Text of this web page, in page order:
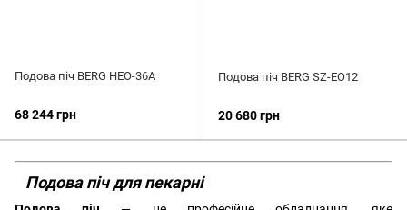
Подова піч BERG HEO-36A
68 244 грн
Подова піч BERG SZ-EO12
20 680 грн
Подова піч для пекарні